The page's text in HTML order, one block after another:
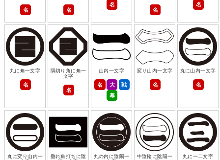
名 名
名
名
名
丸に角一文字
名
隅切り角に角一
文字
名
山内一文字
名 大
戦
幕
変り山内一文字
名
丸に山内一文字
名
丸に変り山内一
垂れ角打ちに陰
丸の内に陰陽一
中陰輪に陰陽一
丸に一二文字